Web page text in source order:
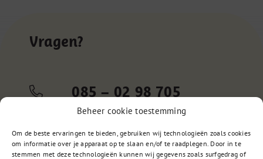
Beheer cookie toestemming
Om de beste ervaringen te bieden, gebruiken wij technologieën zoals cookies
om informatie over je apparaat op te slaan en/of te raadplegen. Door in te
stemmen met deze technologieën kunnen wij gegevens zoals surfgedrag of
Vragen?
085 – 02 98 705
Op werkdagen bereikbaar